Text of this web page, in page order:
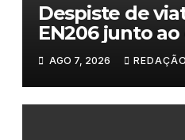
Despiste de
EN206 junto
Fornos do Pinhal
AGO 7, 2026